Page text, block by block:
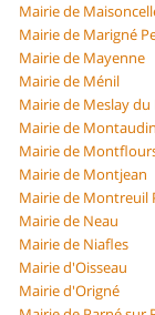
Mairie de
Mairie de Marigné
Mairie de Mayenne
Mairie de Ménil
Mairie de Meslay du
Mairie de Montaudin
Mairie de
Mairie de Montjean
Mairie de Montreuil
Mairie de Neau
Mairie de Niafles
Mairie d'Oisseau
Mairie d'Origné